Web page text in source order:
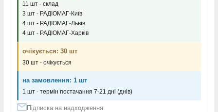
11 шт - склад
3 шт - РАДІОМАГ-Київ
4 шт - РАДІОМАГ-Львів
4 шт - РАДІОМАГ-Харків
очікується: 30 шт
30 шт - очікується
на замовлення: 1 шт
1 шт - термін постачання 7-21 дні (днів)
Підписка на надходження